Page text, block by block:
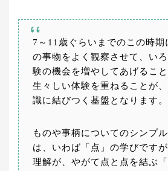
7～11歳ぐらいまでのこの時期
の事物をよく観察させて、い
験の機会を増やしてあげること
生々しい体験を重ねることが
識に結びつく基盤となります。
ものや事柄についてのシンプ
は、いわば「点」の学びです
理解が、やがて点と点を結ぶ